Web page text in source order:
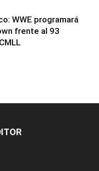
WWE programará
frente al 93